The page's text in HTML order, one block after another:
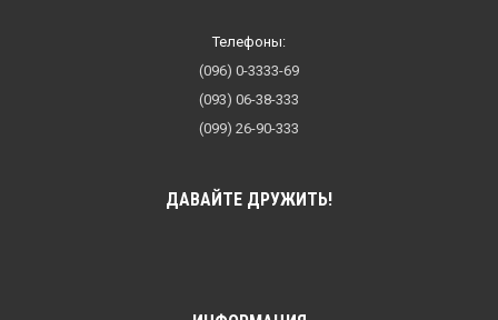
Телефоны:
(096) 0-3333-69
(093) 06-38-333
(099) 26-90-333
ДАВАЙТЕ ДРУЖИТЬ!